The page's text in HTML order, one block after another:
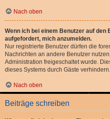
Nach oben
Wenn ich bei einem Benutzer auf den
aufgefordert, mich anzumelden.
Nur registrierte Benutzer dürfen die
Nachrichten an andere Benutzer
Administration freigeschaltet wurde.
dieses Systems durch Gäste verhindern.
Nach oben
Beiträge schreiben